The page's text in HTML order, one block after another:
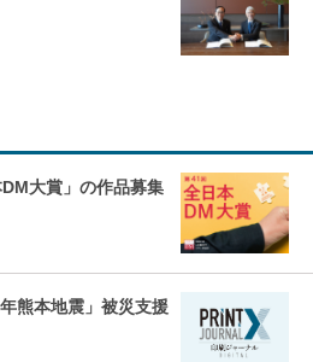
大賞」の作品募集
熊本地震」被災支援